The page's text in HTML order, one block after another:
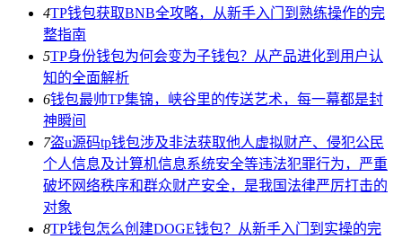
4TP钱包获取BNB全攻略，从新手入门到熟练操作的完
整指南
5TP身份钱包为何会变为子钱包？从产品进化到用户认
知的全面解析
6钱包最帅TP集锦，峡谷里的传送艺术，每一幕都是封
神瞬间
7盗u源码tp钱包涉及非法获取他人虚拟财产、侵犯公民
个人信息及计算机信息系统安全等违法犯罪行为，严重
破坏网络秩序和群众财产安全，是我国法律严厉打击的
对象
8TP钱包怎么创建DOGE钱包？从新手入门到实操的完